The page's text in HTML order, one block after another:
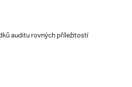
auditu rovných příležitostí